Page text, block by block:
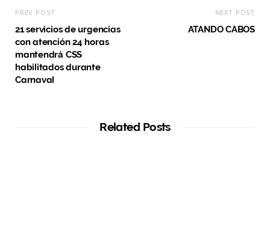
PREV POST
21 servicios de urgencias
con atención 24 horas
mantendrá CSS
habilitados durante
Carnaval
NEXT POST
ATANDO CABOS
Related Posts